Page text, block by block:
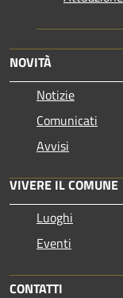
NOVITÀ
Notizie
Comunicati
Avvisi
VIVERE IL COMUNE
Luoghi
Eventi
CONTATTI